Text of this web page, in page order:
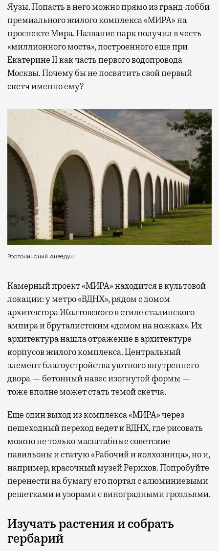
Яузы. Попасть в него можно прямо из гранд-лобби
премиального жилого комплекса «МИРА» на
проспекте Мира. Название парк получил в честь
«миллионного моста», построенного еще при
Екатерине II как часть первого водопровода
Москвы. Почему бы не посвятить свой первый
скетч именно ему?
Ростокинский акведук
Камерный проект «МИРА» находится в культовой
локации: у метро «ВДНХ», рядом с домом
архитектора Жолтовского в стиле сталинского
ампира и бруталистским «домом на ножках». Их
архитектура нашла отражение в архитектуре
корпусов жилого комплекса. Центральный
элемент благоустройства уютного внутреннего
двора — бетонный навес изогнутой формы —
тоже вполне может стать темой скетча.
Еще один выход из комплекса «МИРА» через
пешеходный переход ведет к ВДНХ, где рисовать
можно не только масштабные советские
павильоны и статую «Рабочий и колхозница», но и,
например, красочный музей Рерихов. Попробуйте
перенести на бумагу его портал с алюминиевыми
решетками и узорами с виноградными гроздьями.
Изучать растения и собрать
гербарий